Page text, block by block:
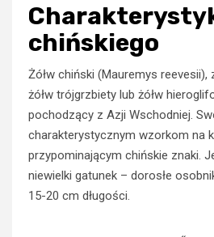
chińskiego
Żółw chiński (Mauremys reevesii),
żółw trójgrzbiety lub żółw
pochodzący z Azji Wschodniej.
charakterystycznym wzorkom na
przypominającym chińskie znaki.
niewielki gatunek – dorosłe
15-20 cm długości.